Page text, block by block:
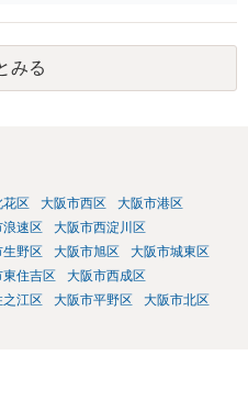
みる
区 大阪市西区
大阪市港区
速区
大阪市西淀川区
野区 大阪市旭区
大阪市城東区
住吉区
大阪市西成区
江区 大阪市平野区
大阪市北区